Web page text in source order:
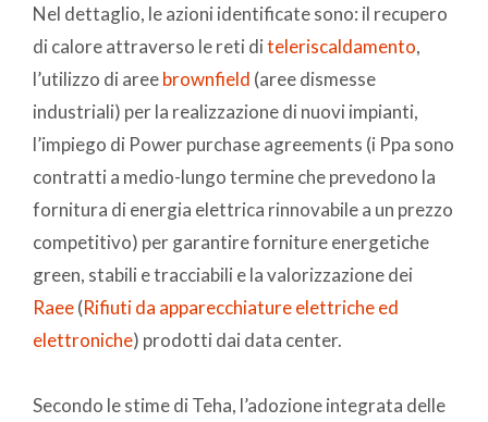
Nel dettaglio, le azioni identificate sono: il recupero
di calore attraverso le reti diteleriscaldamento,
l’utilizzo di areebrownfield (aree dismesse
industriali) per la realizzazione di nuovi impianti,
l’impiego di Power purchase agreements (i Ppa sono
contratti a medio-lungo termine che prevedono la
fornitura di energia elettrica rinnovabile a un prezzo
competitivo) per garantire forniture energetiche
green, stabili e tracciabili e la valorizzazione dei
Raee(Rifiuti da apparecchiature elettriche ed
elettroniche) prodotti dai data center.
Secondo le stime di Teha, l’adozione integrata delle